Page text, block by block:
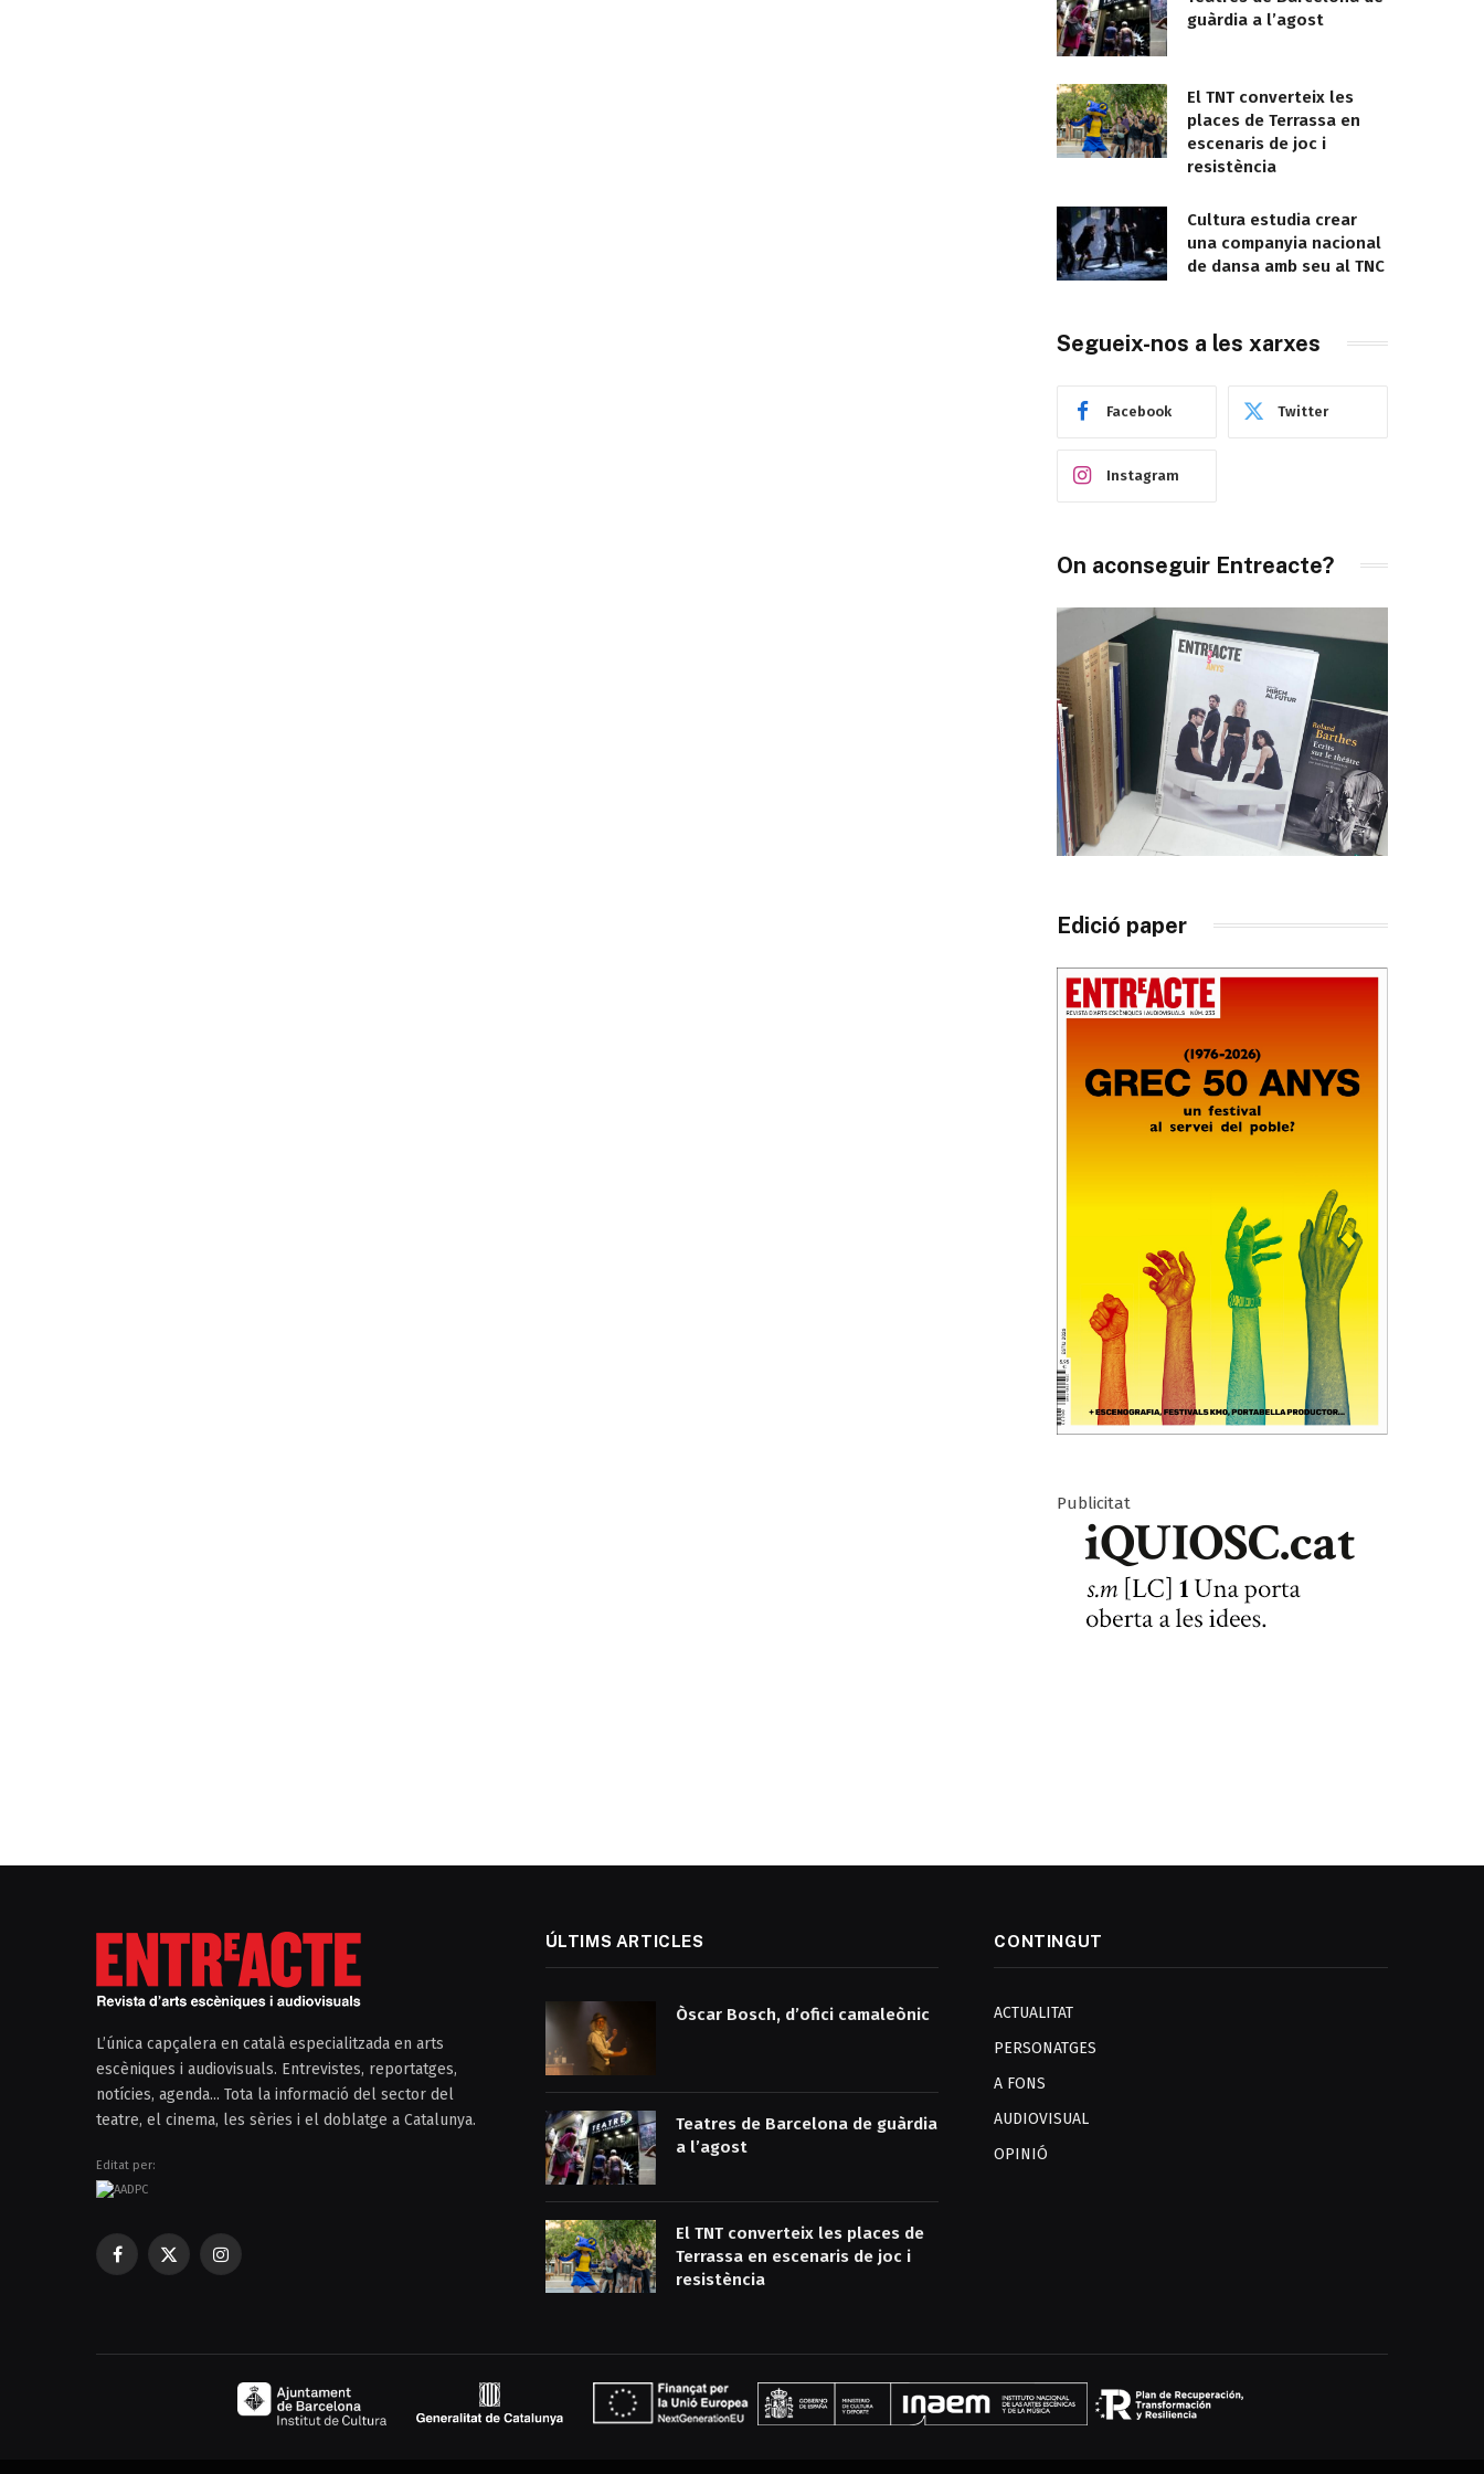
guàrdia a l’agost
El TNT converteix les
places de Terrassa en
escenaris de joc i
resistència
Cultura estudia crear
una companyia nacional
de dansa amb seu al TNC
Segueix-nos a les xarxes
Facebook Twitter
Instagram
On aconseguir Entreacte?
Edició paper
Publicitat
L’única capçalera en català especialitzada en arts
escèniques i audiovisuals. Entrevistes, reportatges,
notícies, agenda... Tota la informació del sector del
teatre, el cinema, les sèries i el doblatge a Catalunya.
Editat per:
Facebook
X
Instagram
ÚLTIMS ARTICLES
Òscar Bosch, d’ofici camaleònic
Teatres de Barcelona de guàrdia
a l’agost
El TNT converteix les places de
Terrassa en escenaris de joc i
resistència
CONTINGUT
ACTUALITAT
PERSONATGES
A FONS
AUDIOVISUAL
OPINIÓ